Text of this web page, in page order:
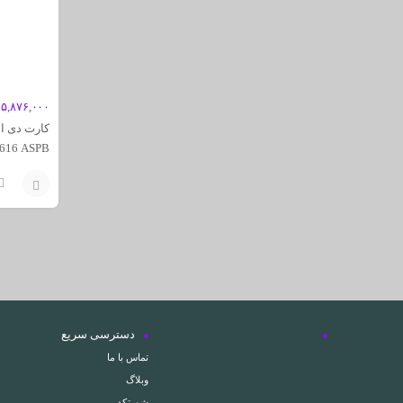
۵,۸۷۶,۰۰۰
ASPB
دسترسی سریع
تماس با ما
وبلاگ